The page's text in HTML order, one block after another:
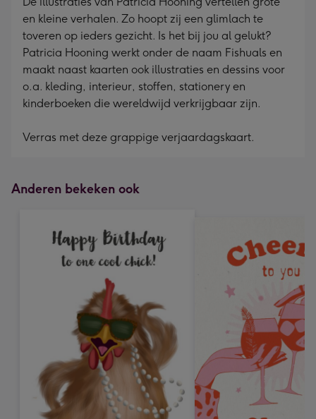
en kleine verhalen. Zo hoopt zij een glimlach te
toveren op ieders gezicht. Is het bij jou al gelukt?
Patricia Hooning werkt onder de naam Fishuals en
maakt naast kaarten ook illustraties en dessins voor
o.a. kleding, interieur, stoffen, stationery en
kinderboeken die wereldwijd verkrijgbaar zijn.
Verras met deze grappige verjaardagskaart.
Anderen bekeken ook